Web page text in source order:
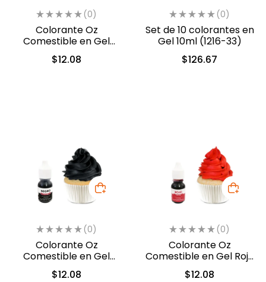
(0)
Colorante Oz
Comestible en Gel
Verde 10ml (554)
$12.08
(0)
Set de 10 colorantes en
Gel 10ml (1216-33)
$126.67
(0)
Colorante Oz
Comestible en Gel
Negro 10 ml (558)
$12.08
(0)
Colorante Oz
Comestible en Gel Rojo
10 ml (551)
$12.08